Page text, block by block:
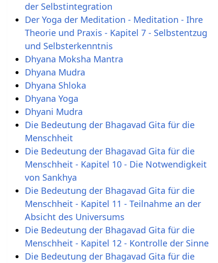
der Selbstintegration
Der Yoga der Meditation - Meditation - Ihre
Theorie und Praxis - Kapitel 7 - Selbstentzug
und Selbsterkenntnis
Dhyana Moksha Mantra
Dhyana Mudra
Dhyana Shloka
Dhyana Yoga
Dhyani Mudra
Die Bedeutung der Bhagavad Gita für die
Menschheit
Die Bedeutung der Bhagavad Gita für die
Menschheit - Kapitel 10 - Die Notwendigkeit
von Sankhya
Die Bedeutung der Bhagavad Gita für die
Menschheit - Kapitel 11 - Teilnahme an der
Absicht des Universums
Die Bedeutung der Bhagavad Gita für die
Menschheit - Kapitel 12 - Kontrolle der Sinne
Die Bedeutung der Bhagavad Gita für die